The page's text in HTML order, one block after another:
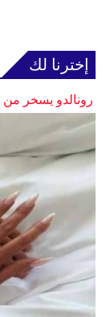
إخترنا لك
رونالدو يسخر من